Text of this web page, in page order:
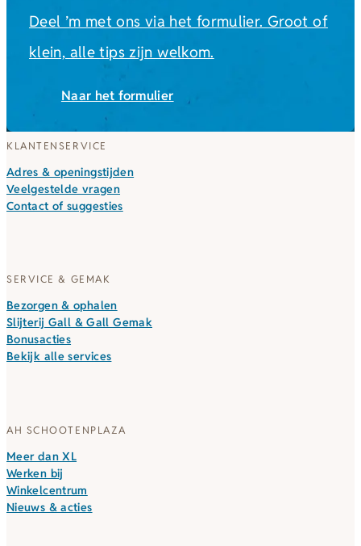
Deel ’m met ons via het formulier. Groot of
klein, alle tips zijn welkom.
Naar het formulier
KLANTENSERVICE
Adres & openingstijden
Veelgestelde vragen
Contact of suggesties
SERVICE & GEMAK
Bezorgen & ophalen
Slijterij Gall & Gall Gemak
Bonusacties
Bekijk alle services
AH SCHOOTENPLAZA
Meer dan XL
Werken bij
Winkelcentrum
Nieuws & acties